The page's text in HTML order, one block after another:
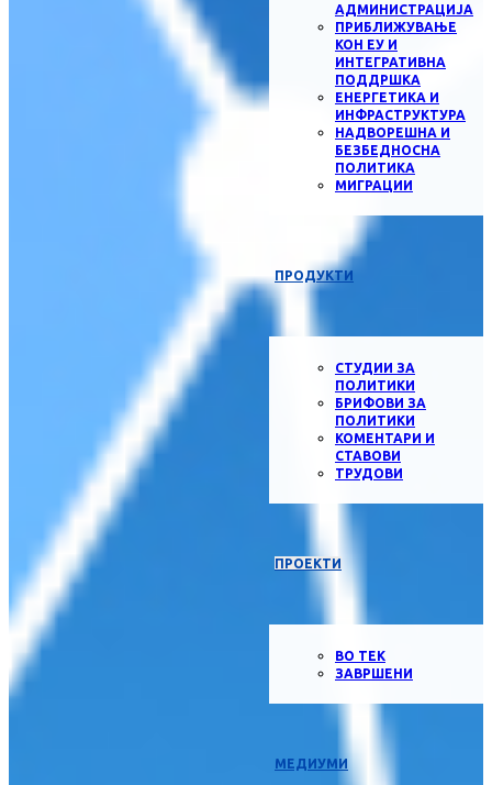
АДМИНИСТРАЦИЈА
ПРИБЛИЖУВАЊЕ
КОН ЕУ И
ИНТЕГРАТИВНА
ПОДДРШКА
ЕНЕРГЕТИКА И
ИНФРАСТРУКТУРА
НАДВОРЕШНА И
БЕЗБЕДНОСНА
ПОЛИТИКА
МИГРАЦИИ
ПРОДУКТИ
СТУДИИ ЗА
ПОЛИТИКИ
БРИФОВИ ЗА
ПОЛИТИКИ
КОМЕНТАРИ И
СТАВОВИ
ТРУДОВИ
ПРОЕКТИ
ВО ТЕК
ЗАВРШЕНИ
МЕДИУМИ